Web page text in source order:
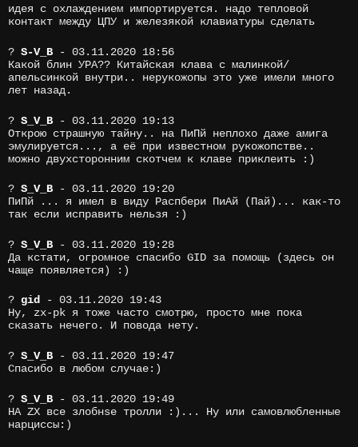
идея с охлаждением импортируется. надо тепловой
контакт между ЦПУ и железякой клавиатуры сделать
? S-V_B - 03.11.2020 18:56
Какой блин УРА?? Китайская клава с малинкой/
апельсинкой внутри.. нерукожопы это уже имели много
лет назад.
? S_V_B - 03.11.2020 19:13
Открою страшную тайну.. на ПиПй неплохо даже амига
эмулируется..., а её при известном рукожопстве..
можно двухсторонним скотчем к клаве приклеить :)
? S_V_B - 03.11.2020 19:20
ПиПй ... я имел в виду Распбери ПиАй (Пай)... как-то
так если исправить нельзя :)
? S_V_B - 03.11.2020 19:28
Да кстати, огромное спасибо GID за помощь (здесь он
чаще появляется) :)
? gid - 03.11.2020 19:43
Ну, zx-pk я тоже часто смотрю, просто мне пока
сказать нечего. И повода нету.
? S_V_B - 03.11.2020 19:47
Спасибо в любом случае:)
? S_V_B - 03.11.2020 19:49
НА ZX все злобнsе тролли :)... Ну или самовлюбленные
нарциссы:)